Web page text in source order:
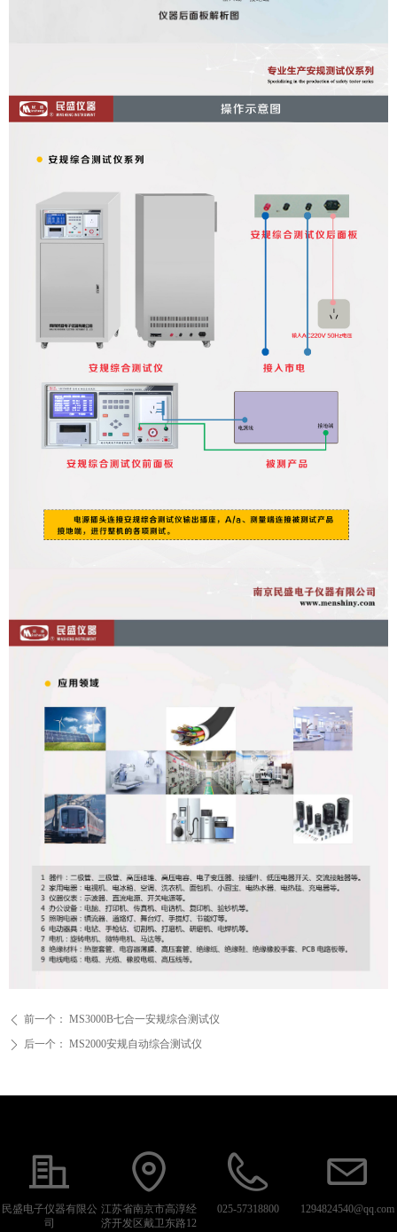
ꄴ 前一个： MS3000B七合一安规综合测试仪
ꄲ 后一个： MS2000安规自动综合测试仪
民盛电子仪器有限公
司
江苏省南京市高淳经
济开发区戴卫东路12
025-57318800 1294824540@qq.com